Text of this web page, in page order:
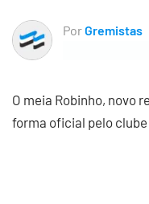
PorGremistas
O meia Robinho, novo
forma oficial pelo